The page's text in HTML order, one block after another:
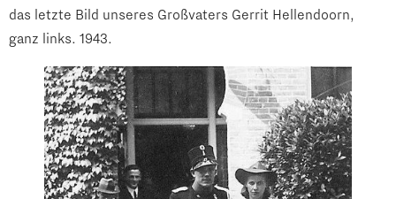
das letzte Bild unseres Großvaters Gerrit Hellendoorn,
ganz links. 1943.